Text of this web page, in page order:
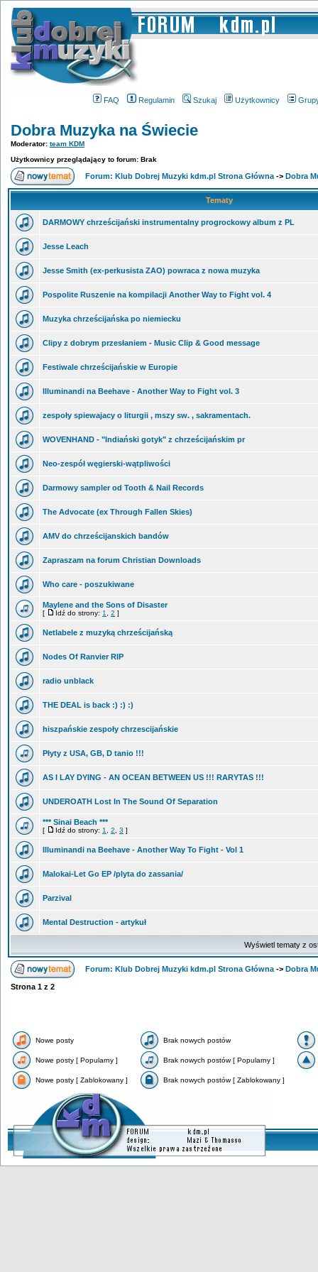
FAQ Regulamin Szukaj Użytkownicy
Dobra Muzyka na Świecie
Moderator: team KDM
Użytkownicy przeglądający to forum: Brak
Forum: Klub Dobrej Muzyki kdm.pl Strona Główna -> Dobra
Tematy
DARMOWY chrześcijański instrumentalny progrockowy album z PL
Jesse Leach
Jesse Smith (ex-perkusista ZAO) powraca z nowa muzyka
Pospolite Ruszenie na kompilacji Another Way to Fight vol. 4
Muzyka chrześcijańska po niemiecku
Clipy z dobrym przesłaniem - Music Clip & Good message
Festiwale chrześcijańskie w Europie
Illuminandi na Beehave - Another Way to Fight vol. 3
zespoły spiewajacy o liturgii , mszy sw. , sakramentach.
WOVENHAND - "Indiański gotyk" z chrześcijańskim pr
Neo-zespół węgierski-wątpliwości
Darmowy sampler od Tooth & Nail Records
The Advocate (ex Through Fallen Skies)
AMV do chrześcijanskich bandów
Zapraszam na forum Christian Downloads
Who care - poszukiwane
Maylene and the Sons of Disaster
[ Idź do strony: 1 2 ]
Netlabele z muzyką chrześcijańską
Nodes Of Ranvier RIP
radio unblack
THE DEAL is back :) :) :)
hiszpańskie zespoły chrzescijańskie
Płyty z USA, GB, D tanio !!!
AS I LAY DYING - AN OCEAN BETWEEN US !!! RARYTAS !!!
UNDEROATH Lost In The Sound Of Separation
*** Sinai Beach ***
[ Idź do strony: 1 2 3 ]
Illuminandi na Beehave - Another Way To Fight - Vol 1
Malokai-Let Go EP /plyta do zassania/
Parzival
Mental Destruction - artykuł
Wyświetl tematy z
Forum: Klub Dobrej Muzyki kdm.pl Strona Główna -> Dobra
Strona 1 z 2
Nowe posty Brak nowych postów
Nowe posty [ Popularny ] Brak nowych postów [ Popularny ]
Nowe posty [ Zablokowany ] Brak nowych postów [ Zablokowany ]